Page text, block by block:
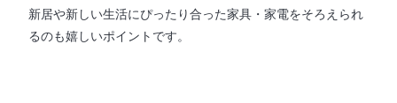
新居や新しい生活にぴったり合った家具・家電をそろえられ
るのも嬉しいポイントです。